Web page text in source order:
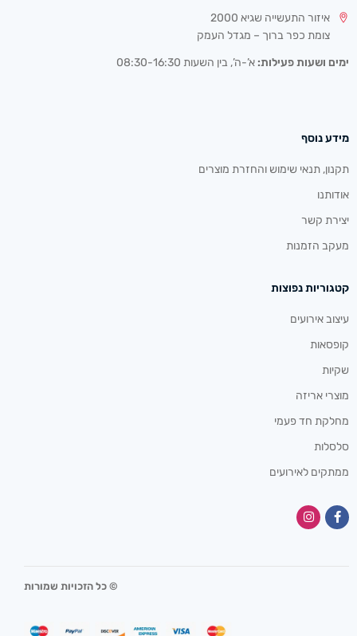
איזור התעשייה שגיא 2000
צומת כפר ברוך – מגדל העמק
ימים ושעות פעילות: א’-ה’, בין השעות 08:30-16:30
מידע נוסף
תקנון, תנאי שימוש והחזרת מוצרים
אודותנו
יצירת קשר
מעקב הזמנות
קטגוריות נפוצות
עיצוב אירועים
קופסאות
שקיות
מוצרי אריזה
מחלקת חד פעמי
סלסלות
ממתקים לאירועים
© כל הזכויות שמורות